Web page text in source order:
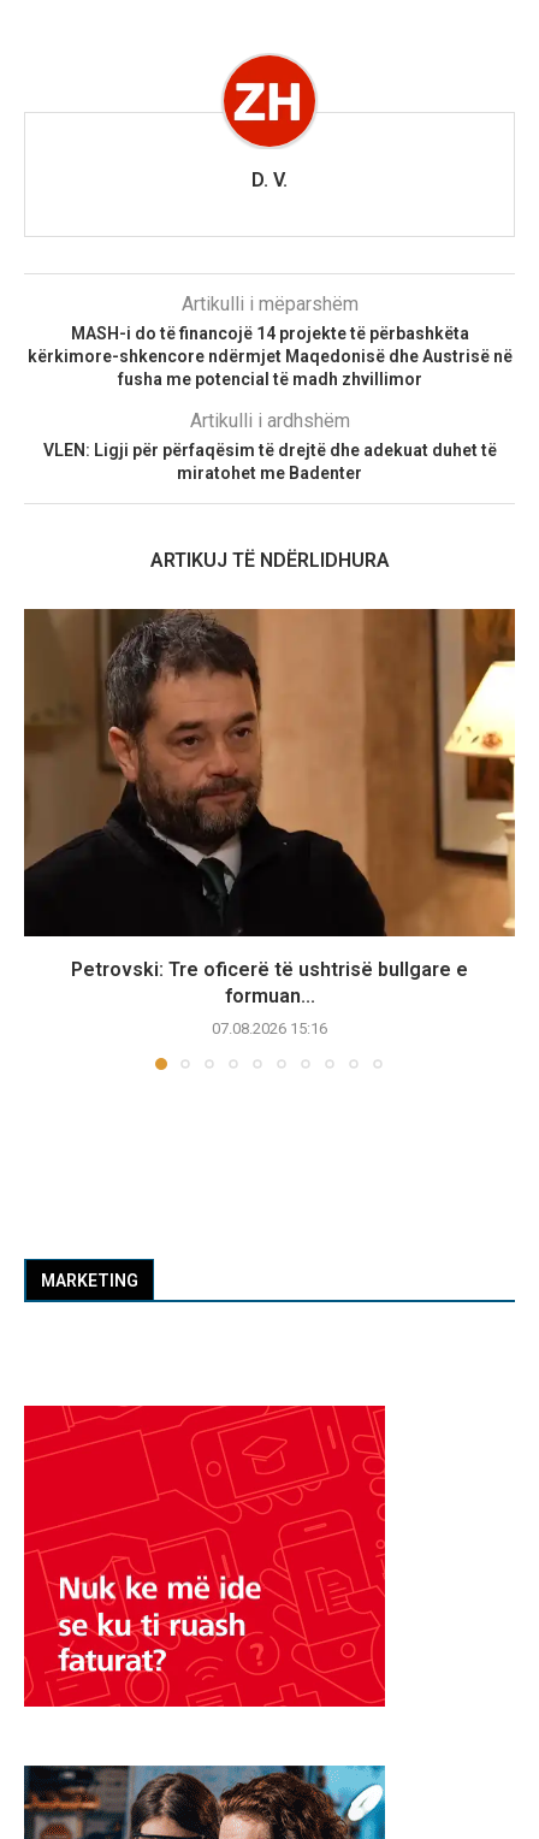
D. V.
Artikulli i mëparshëm
MASH-i do të financojë 14 projekte të përbashkëta
kërkimore-shkencore ndërmjet Maqedonisë dhe Austrisë në
fusha me potencial të madh zhvillimor
Artikulli i ardhshëm
VLEN: Ligji për përfaqësim të drejtë dhe adekuat duhet të
miratohet me Badenter
ARTIKUJ TË NDËRLIDHURA
Petrovski: Tre oficerë të ushtrisë bullgare e
formuan...
07.08.2026 15:16
MARKETING